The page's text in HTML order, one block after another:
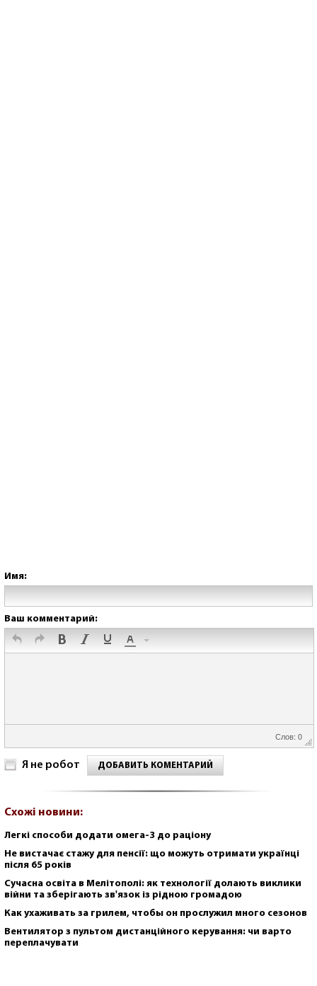
Имя:
Ваш комментарий:
Слов: 0
Я не робот ДОБАВИТЬ КОМЕНТАРИЙ
Схожі новини:
Легкі способи додати омега-3 до раціону
Не вистачає стажу для пенсії: що можуть отримати українці
після 65 років
Сучасна освіта в Мелітополі: як технології долають виклики
війни та зберігають зв'язок із рідною громадою
Как ухаживать за грилем, чтобы он прослужил много сезонов
Вентилятор з пультом дистанційного керування: чи варто
переплачувати